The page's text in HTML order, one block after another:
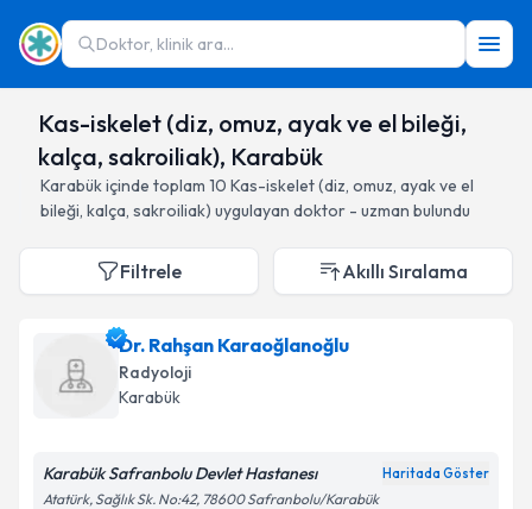
Doktor, klinik ara...
Kas-iskelet (diz, omuz, ayak ve el bileği,
kalça, sakroiliak), Karabük
Karabükiçinde toplam 10 Kas-iskelet (diz, omuz, ayak ve el
bileği, kalça, sakroiliak) uygulayan doktor - uzman bulundu
Filtrele Akıllı Sıralama
Dr. Rahşan Karaoğlanoğlu
Radyoloji
Karabük
Karabük Safranbolu Devlet Hastanesı Haritada Göster
Atatürk, Sağlık Sk. No:42, 78600 Safranbolu/Karabük